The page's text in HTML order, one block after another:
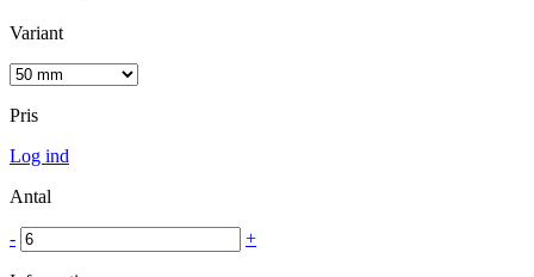
Variant
Pris
Log ind
Antal
- +